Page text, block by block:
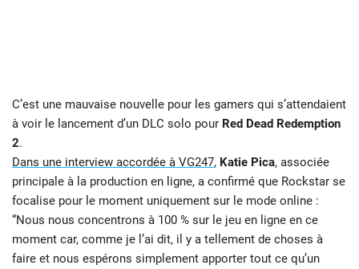
C’est une mauvaise nouvelle pour les gamers qui s’attendaient
à voir le lancement d’un DLC solo pour Red Dead Redemption
2.
Dans une interview accordée à VG247, Katie Pica, associée
principale à la production en ligne, a confirmé que Rockstar se
focalise pour le moment uniquement sur le mode online :
“Nous nous concentrons à 100 % sur le jeu en ligne en ce
moment car, comme je l’ai dit, il y a tellement de choses à
faire et nous espérons simplement apporter tout ce qu’un